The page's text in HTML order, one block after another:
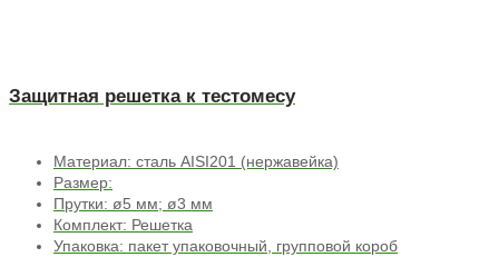
Защитная решетка к тестомесу
Материал: сталь AISI201 (нержавейка)
Размер:
Прутки: ø5 мм; ø3 мм
Комплект: Решетка
Упаковка: пакет упаковочный, групповой короб